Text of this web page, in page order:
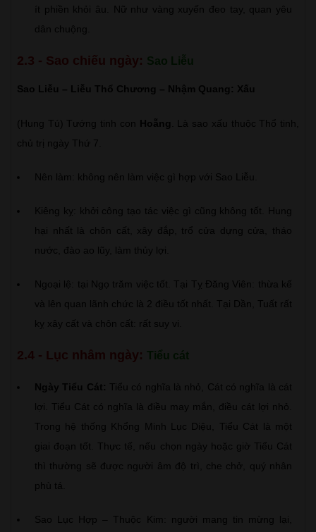
ít phiền khỏi âu. Nữ như vàng xuyến đeo tay, quan yêu
dân chuộng.
2.3 - Sao chiếu ngày: Sao Liễu
Sao Liễu – Liễu Thổ Chương – Nhậm Quang: Xấu
(Hung Tú) Tướng tinh con Hoẵng
. Là sao xấu thuộc Thổ tinh,
chủ trị ngày Thứ 7.
Nên làm: không nên làm việc gì hợp với Sao Liễu.
Kiêng kỵ: khởi công tạo tác việc gì cũng không tốt. Hung
hại nhất là chôn cất, xây đắp, trổ cửa dựng cửa, tháo
nước, đào ao lũy, làm thủy lợi.
Ngoại lệ: tại Ngọ trăm việc tốt. Tại Tỵ Đăng Viên: thừa kế
và lên quan lãnh chức là 2 điều tốt nhất. Tại Dần, Tuất rất
kỵ xây cất và chôn cất: rất suy vi.
2.4 - Lục nhâm ngày: Tiểu cát
Ngày Tiểu Cát: Tiểu có nghĩa là nhỏ, Cát có nghĩa là cát
lợi. Tiểu Cát có nghĩa là điều may mắn, điều cát lợi nhỏ.
Trong hệ thống Khổng Minh Lục Diệu, Tiểu Cát là một
giai đoạn tốt. Thực tế, nếu chọn ngày hoặc giờ Tiểu Cát
thì thường sẽ được người âm độ trì, che chở, quý nhân
phù tá.
Sao Lục Hợp – Thuộc Kim: người mang tin mừng lại,